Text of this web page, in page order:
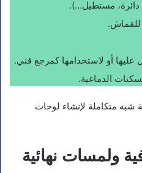
مستطيل…).
للقماش.
عليها أو لاستخدامها كمرجع فني.
الدماغية.
شبه متكاملة لإنشاء لوحات
ولمسات نهائية